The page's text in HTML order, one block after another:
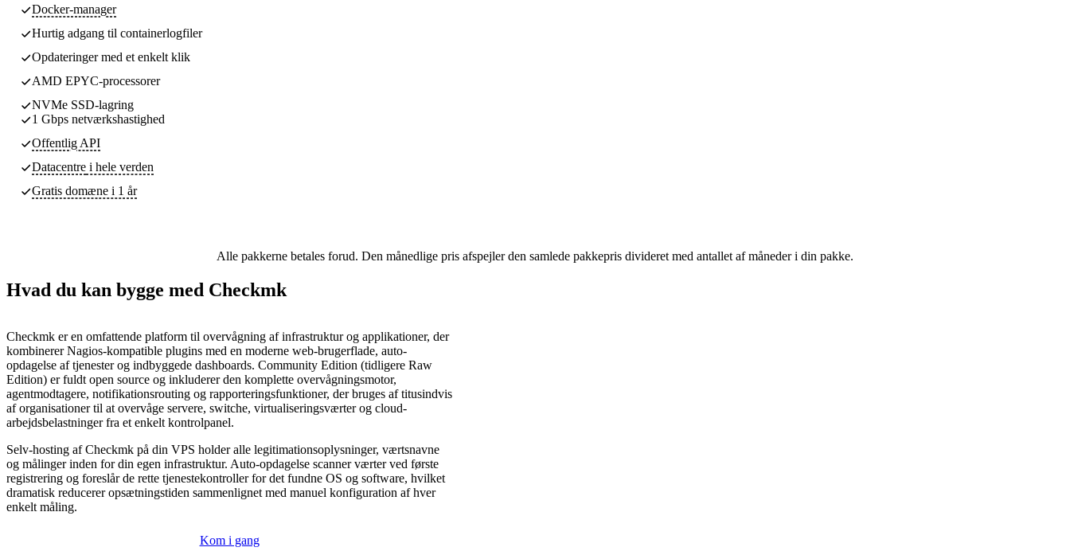
Docker-manager
Hurtig adgang til containerlogfiler
Opdateringer med et enkelt klik
AMD EPYC-processorer
NVMe SSD-lagring
1 Gbps netværkshastighed
Offentlig API
Datacentre i hele verden
Gratis domæne i 1 år
Alle pakkerne betales forud. Den månedlige pris afspejler den samlede pakkepris divideret med antallet af måneder i din pakke.
Hvad du kan bygge med Checkmk
Checkmk er en omfattende platform til overvågning af infrastruktur og applikationer, der
kombinerer Nagios-kompatible plugins med en moderne web-brugerflade, auto-
opdagelse af tjenester og indbyggede dashboards. Community Edition (tidligere Raw
Edition) er fuldt open source og inkluderer den komplette overvågningsmotor,
agentmodtagere, notifikationsrouting og rapporteringsfunktioner, der bruges af titusindvis
af organisationer til at overvåge servere, switche, virtualiseringsværter og cloud-
arbejdsbelastninger fra et enkelt kontrolpanel.
Selv-hosting af Checkmk på din VPS holder alle legitimationsoplysninger, værtsnavne
og målinger inden for din egen infrastruktur. Auto-opdagelse scanner værter ved første
registrering og foreslår de rette tjenestekontroller for det fundne OS og software, hvilket
dramatisk reducerer opsætningstiden sammenlignet med manuel konfiguration af hver
enkelt måling.
Kom i gang